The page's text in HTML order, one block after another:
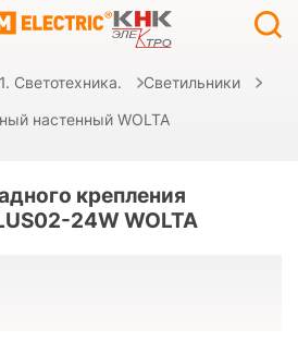
Светотехника.
Светильники
настенный WOLTA
крепления
24W WOLTA